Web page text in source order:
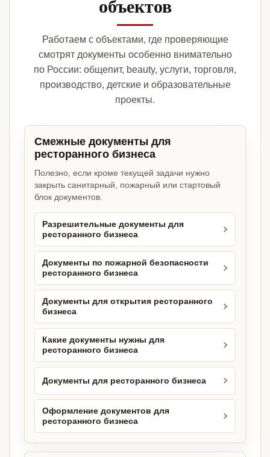
объектов
Работаем с объектами, где проверяющие
смотрят документы особенно внимательно
по России: общепит, beauty, услуги, торговля,
производство, детские и образовательные
проекты.
Смежные документы для
ресторанного бизнеса
Полезно, если кроме текущей задачи нужно
закрыть санитарный, пожарный или стартовый
блок документов.
Разрешительные документы для
ресторанного бизнеса
Документы по пожарной безопасности
ресторанного бизнеса
Документы для открытия ресторанного
бизнеса
Какие документы нужны для
ресторанного бизнеса
Документы для ресторанного бизнеса
Оформление документов для
ресторанного бизнеса